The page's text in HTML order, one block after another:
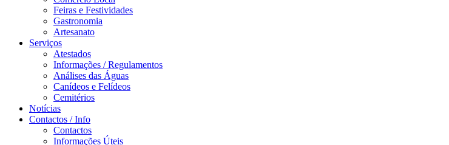
Feiras e Festividades
Gastronomia
Artesanato
Serviços
Atestados
Informações / Regulamentos
Análises das Águas
Canídeos e Felídeos
Cemitérios
Notícias
Contactos / Info
Contactos
Informações Úteis